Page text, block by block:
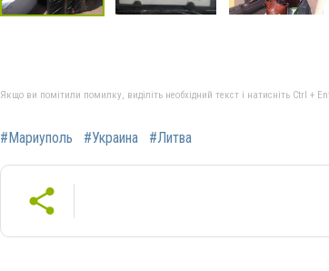
Якщо ви помітили помилку, виділіть необхідний текст і натисніть Ctrl +
#Мариуполь #Украина #Литва